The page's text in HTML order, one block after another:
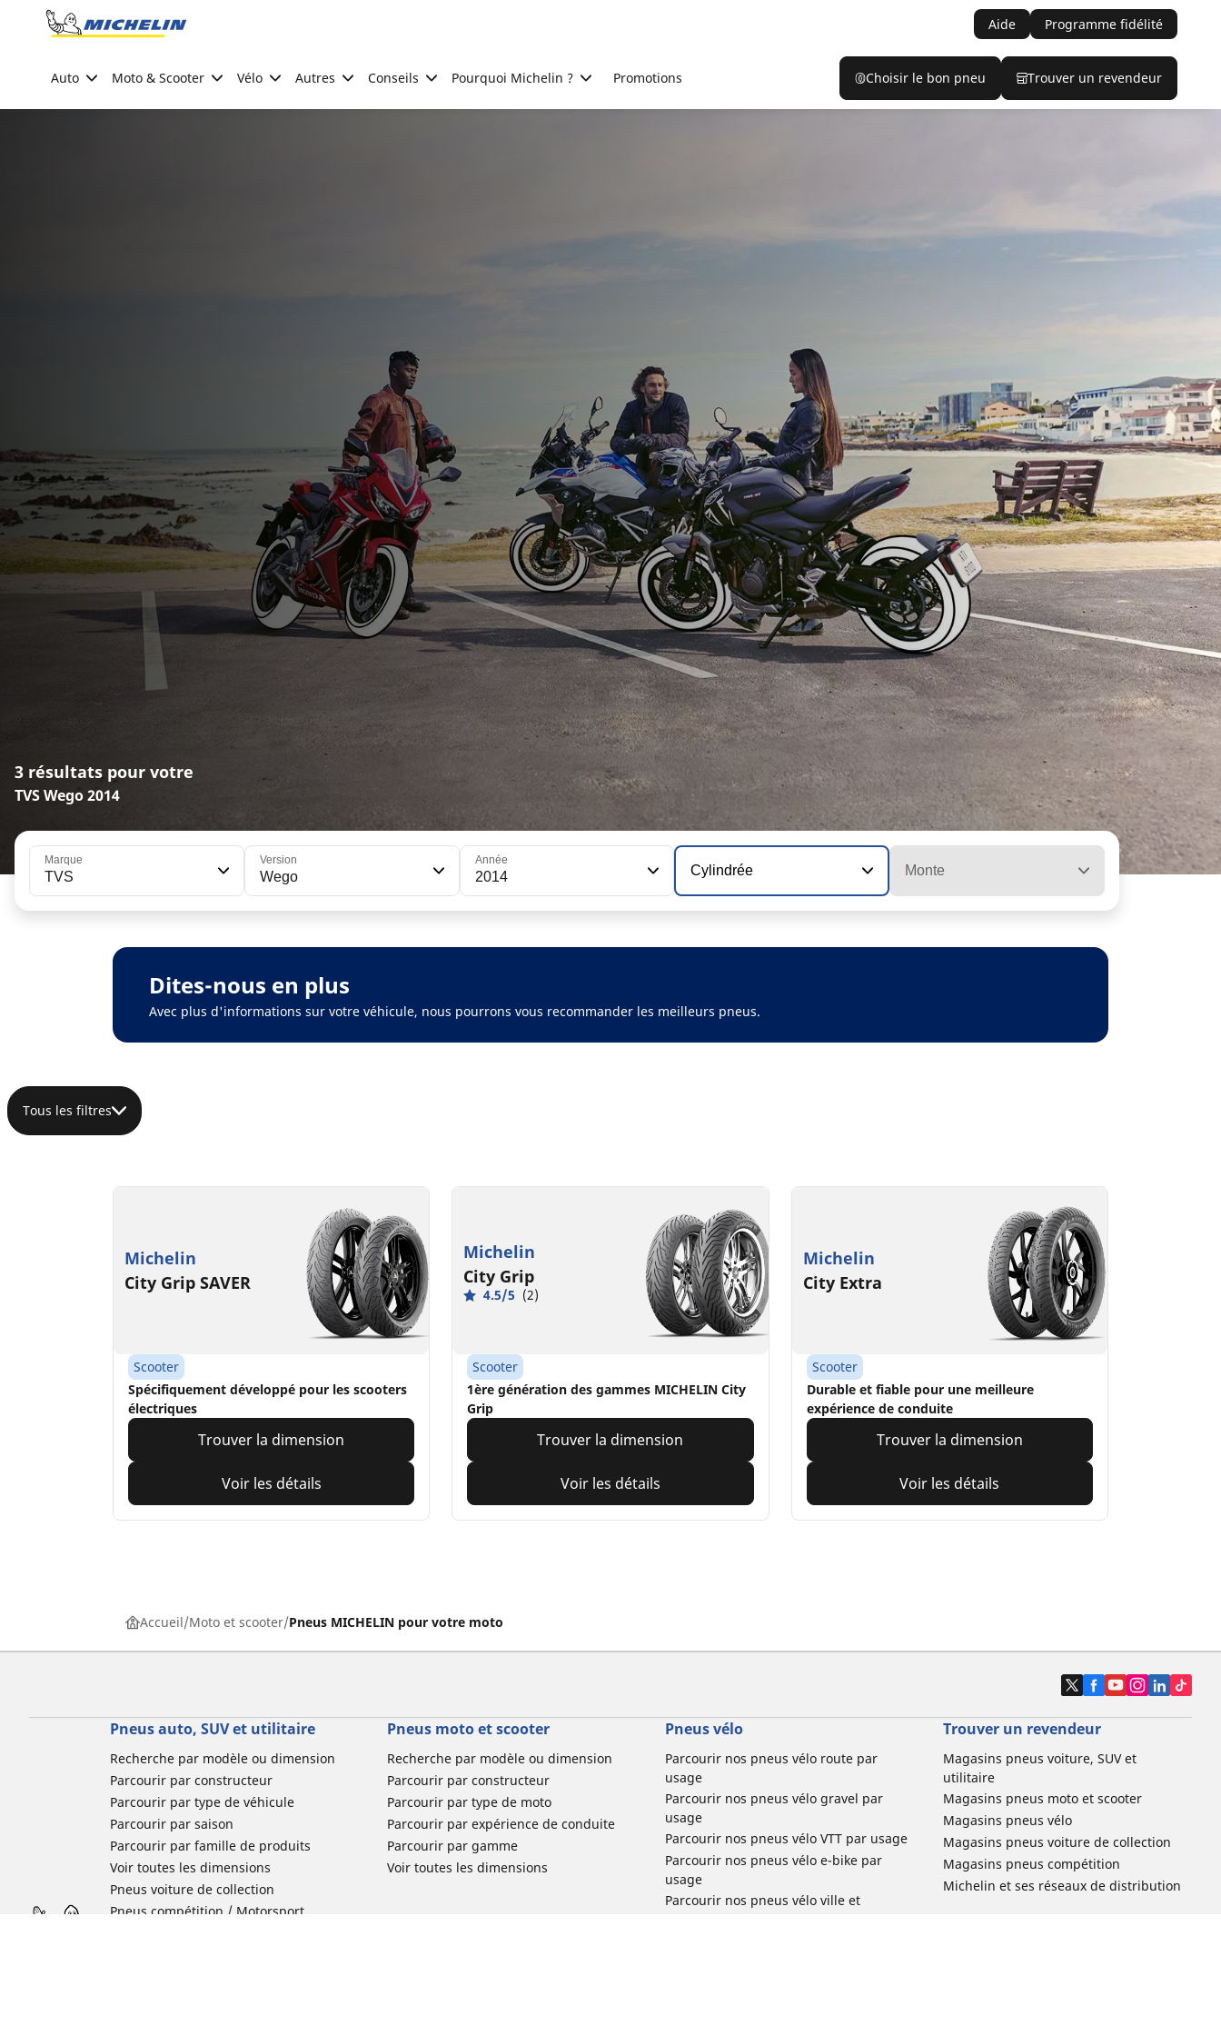
Go to page content
Aide Programme fidélité
Auto Moto & Scooter Vélo Autres Conseils Pourquoi Michelin ? Promotions Choisir le bon pneu Trouver un revendeur
3 résultats pour votre
TVS Wego 2014
Marque
TVS
Version
Wego
Année
2014 Cylindrée Monte
Dites-nous en plus
Avec plus d'informations sur votre véhicule, nous pourrons vous recommander les meilleurs pneus.
Tous les filtres
Michelin
City Grip SAVER
Scooter
Spécifiquement développé pour les scooters
électriques
Trouver la dimension
Voir les détails
Michelin
City Grip
4.5/5 (2)
Scooter
1ère génération des gammes MICHELIN City
Grip
Trouver la dimension
Voir les détails
Michelin
City Extra
Scooter
Durable et fiable pour une meilleure
expérience de conduite
Trouver la dimension
Voir les détails
Accueil Moto et scooter Pneus MICHELIN pour votre moto
Pneus auto, SUV et utilitaire
Recherche par modèle ou dimension
Parcourir par constructeur
Parcourir par type de véhicule
Parcourir par saison
Parcourir par famille de produits
Voir toutes les dimensions
Pneus voiture de collection
Pneus compétition / Motorsport
Pneus moto et scooter
Recherche par modèle ou dimension
Parcourir par constructeur
Parcourir par type de moto
Parcourir par expérience de conduite
Parcourir par gamme
Voir toutes les dimensions
Pneus vélo
Parcourir nos pneus vélo route par
usage
Parcourir nos pneus vélo gravel par
usage
Parcourir nos pneus vélo VTT par usage
Parcourir nos pneus vélo e-bike par
usage
Parcourir nos pneus vélo ville et
Trouver un revendeur
Magasins pneus voiture, SUV et
utilitaire
Magasins pneus moto et scooter
Magasins pneus vélo
Magasins pneus voiture de collection
Magasins pneus compétition
Michelin et ses réseaux de distribution